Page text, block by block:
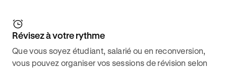
Révisez à votre rythme
Que vous soyez étudiant, salarié ou en reconversion,
vous pouvez organiser vos sessions de révision selon